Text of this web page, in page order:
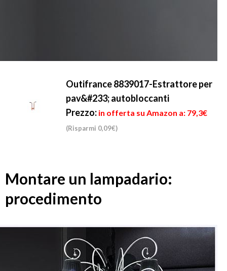
Outifrance 8839017-Estrattore per
pav&#233; autobloccanti
Prezzo: in offerta su Amazon a: 79,3€
(Risparmi 0,09€)
Montare un lampadario:
procedimento